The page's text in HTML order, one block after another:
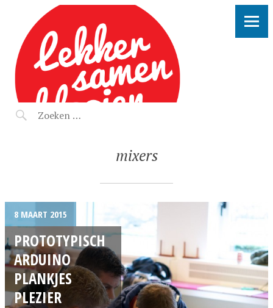
LEKKER SAMEN KLOOIEN
mixers
8 MAART 2015
PROTOTYPISCH
ARDUINO
PLANKJES
PLEZIER